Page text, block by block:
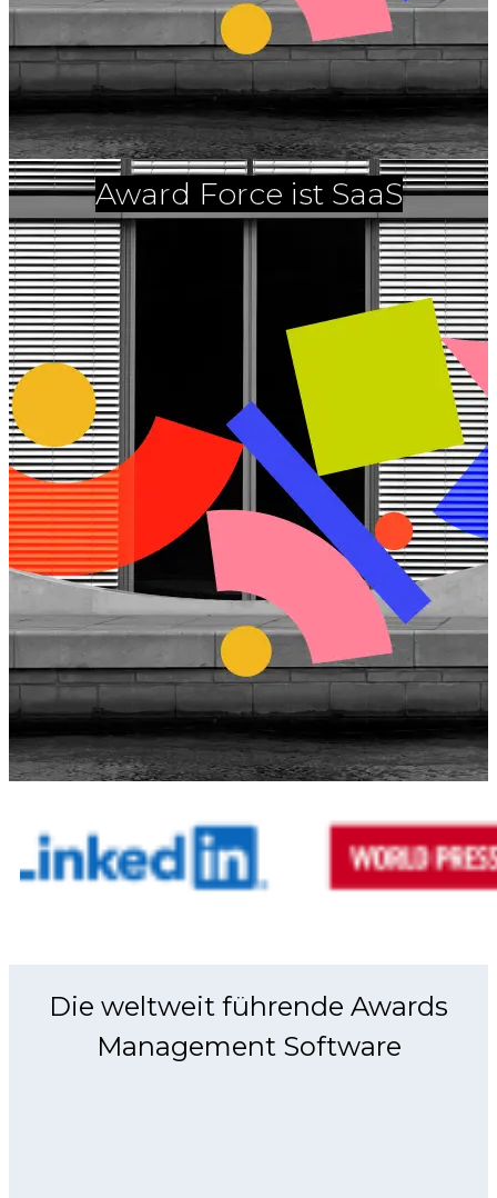
Award Force ist SaaS
Die weltweit führende Awards
Management Software